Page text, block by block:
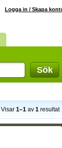
Logga in / Skapa
Sök
Visar 1–1 av 1 resultat